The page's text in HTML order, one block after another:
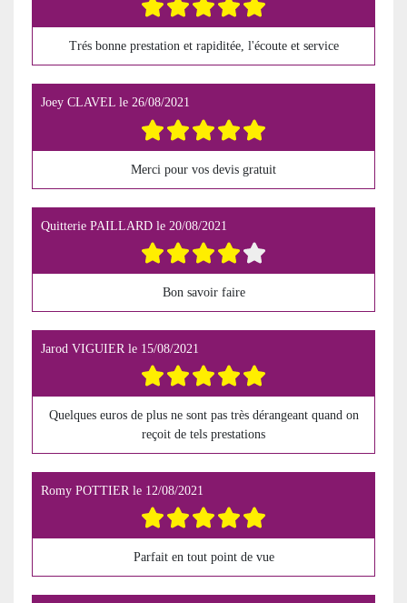
Trés bonne prestation et rapiditée, l'écoute et service
Joey CLAVEL le 26/08/2021
Merci pour vos devis gratuit
Quitterie PAILLARD le 20/08/2021
Bon savoir faire
Jarod VIGUIER le 15/08/2021
Quelques euros de plus ne sont pas très dérangeant quand on
reçoit de tels prestations
Romy POTTIERle 12/08/2021
Parfait en tout point de vue